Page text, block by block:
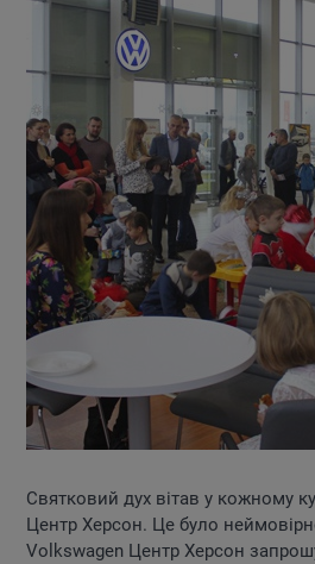
Святковий дух вітав у кожному
Центр Херсон. Це було
Volkswagen Центр Херсон